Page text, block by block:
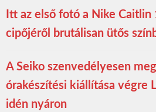
Itt az első fotó a Nike Caitlin
cipőjéről brutálisan ütős
A Seiko szenvedélyesen
órakészítési kiállítása végre
idén nyáron